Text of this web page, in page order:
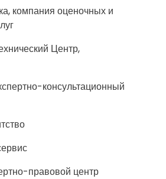
компания оценочных и
Центр,
консультационный
правовой центр